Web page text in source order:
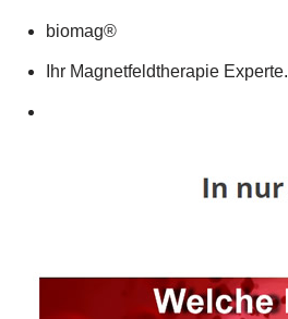
biomag®
Ihr Magnetfeldtherapie Experte.